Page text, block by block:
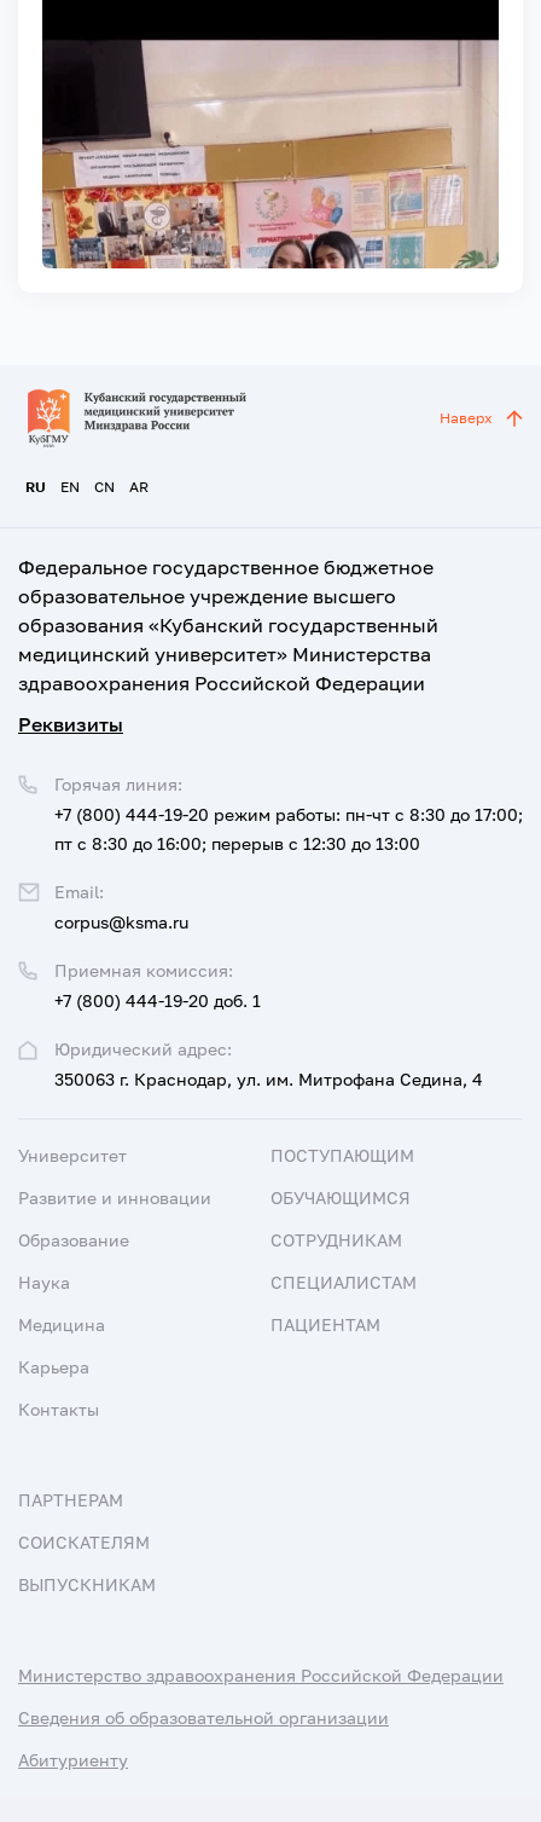
RU EN CN AR
Наверх
Федеральное государственное бюджетное
образовательное учреждение высшего
образования «Кубанский государственный
медицинский университет» Министерства
здравоохранения Российской Федерации
Реквизиты
Юридический адрес:
350063 г. Краснодар, ул. им. Митрофана Седина, 4
Приемная комиссия:
+7 (800) 444-19-20 доб. 1
Горячая линия:
+7 (800) 444-19-20 режим работы: пн-чт с 8:30 до 17:00;
пт с 8:30 до 16:00; перерыв с 12:30 до 13:00
Email:
corpus@ksma.ru
Университет
Развитие и инновации
Образование
Наука
Медицина
Карьера
Контакты
ПОСТУПАЮЩИМ
ОБУЧАЮЩИМСЯ
СОТРУДНИКАМ
СПЕЦИАЛИСТАМ
ПАЦИЕНТАМ
ПАРТНЕРАМ
СОИСКАТЕЛЯМ
ВЫПУСКНИКАМ
Министерство здравоохранения Российской Федерации
Сведения об образовательной организации
Абитуриенту